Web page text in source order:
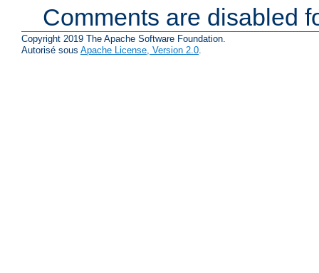
Comments are disabled
Copyright 2019 The Apache Software Foundation.
Autorisé sous Apache License, Version 2.0.